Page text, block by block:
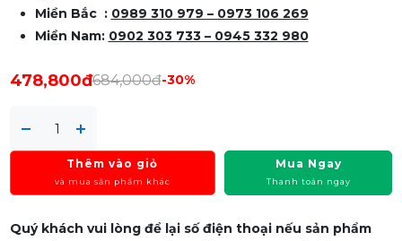
Miền Bắc : 0989 310 979 – 0973 106 269
Miền Nam: 0902 303 733 – 0945 332 980
478,800đ684,000đ-30%
Thêm vào giỏ
và mua sản phẩm khác
Mua Ngay
Thanh toán ngay
Quý khách vui lòng để lại số điện thoại nếu sản phẩm